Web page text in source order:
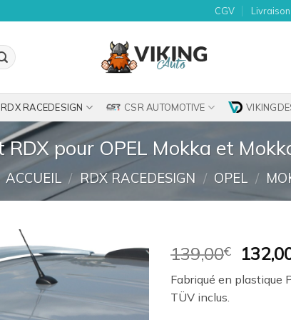
CGV
RDX RACEDESIGN CSR AUTOMOTIVE
pour OPEL Mokka et
ACCUEIL / RDX RACEDESIGN / OPEL /
wishlist
139,00€
Le
prix
initial
Fabriqué en plastique
TÜV inclus.